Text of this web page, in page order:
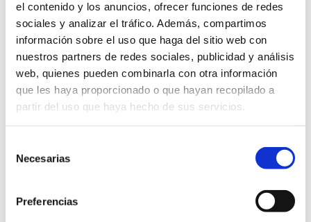
el contenido y los anuncios, ofrecer funciones de redes
sociales y analizar el tráfico. Además, compartimos
información sobre el uso que haga del sitio web con
nuestros partners de redes sociales, publicidad y análisis
web, quienes pueden combinarla con otra información
que les haya proporcionado o que hayan recopilado a
partir del uso que haya hecho de sus servicios.
Necesarias
Preferencias
Información sobre la aprobación
Expediente de aprobación: 873792A
Decreto de aprobación: 4912
Fecha de aprobación: 05/11/2021
Información sobre el documento:
Tipo documental: Solicitud
Tipo de firma: Certificado electrónico, Firma manual
Estado de elaboración: Original, Copia electrónica
Versión NTI: N11
Formato Ficheros: Texto
Tipo: Uso generalizo
Versión mínima aceptada: 1.4